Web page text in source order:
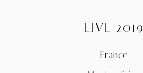
LIVE 2019
France